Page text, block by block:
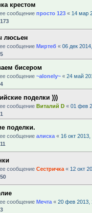
крестом
сообщение просто 123 « 14 мар
173
люсьен
сообщение Миртеб « 06 дек
5
бисером
сообщение ~alonely~ « 24 май
4
поделки )))
сообщение Виталий D « 01 фев
1
поделки.
сообщение алиска « 16 окт 2013,
11
сообщение Сестричка « 12 окт
50
сообщение Мечта « 20 фев 2013,
3